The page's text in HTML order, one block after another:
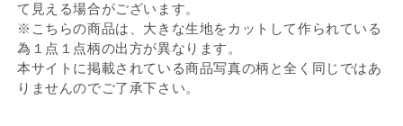
て見える場合がございます。
※こちらの商品は、大きな生地をカットして作られている
為１点１点柄の出方が異なります。
本サイトに掲載されている商品写真の柄と全く同じではあ
りませんのでご了承下さい。